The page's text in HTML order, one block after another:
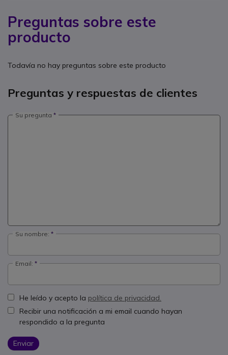
Preguntas sobre este
producto
Todavía no hay preguntas sobre este producto
Preguntas y respuestas de clientes
Su pregunta
Su nombre:
Email:
He leído y acepto la política de privacidad.
Recibir una notificación a mi email cuando hayan
respondido a la pregunta
Enviar